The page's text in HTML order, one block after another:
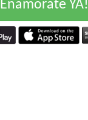
Enamorate YA!